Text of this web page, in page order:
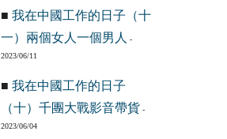
■ 我在中國工作的日子（十
一）兩個女人一個男人
-
2023/06/11
■ 我在中國工作的日子
（十）千團大戰影音帶貨 -
2023/06/04